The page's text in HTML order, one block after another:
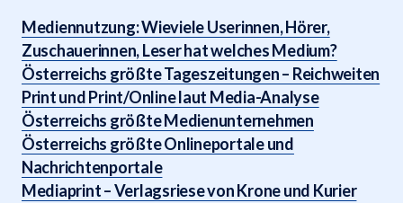
Mediennutzung: Wieviele Userinnen, Hörer,
Zuschauerinnen, Leser hat welches Medium?
Österreichs größte Tageszeitungen – Reichweiten
Print und Print/Online laut Media-Analyse
Österreichs größte Medienunternehmen
Österreichs größte Onlineportale und
Nachrichtenportale
Mediaprint – Verlagsriese von Krone und Kurier